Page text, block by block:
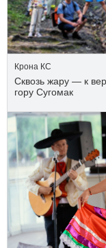
Крона КС
Сквозь жару — к
гору Сугомак